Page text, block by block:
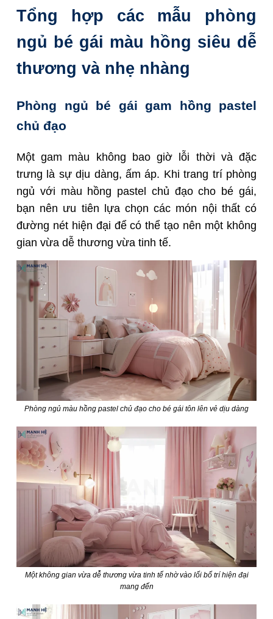
Tổng hợp các mẫu phòng
ngủ bé gái màu hồng siêu dễ
thương và nhẹ nhàng
Phòng ngủ bé gái gam hồng pastel
chủ đạo
Một gam màu không bao giờ lỗi thời và đặc
trưng là sự dịu dàng, ấm áp. Khi trang trí phòng
ngủ với màu hồng pastel chủ đạo cho bé gái,
bạn nên ưu tiên lựa chọn các món nội thất có
đường nét hiện đại để có thể tạo nên một không
gian vừa dễ thương vừa tinh tế.
Phòng ngủ màu hồng pastel chủ đạo cho bé gái tôn lên vẻ dịu dàng
Một không gian vừa dễ thương vừa tinh tế nhờ vào lối bố trí hiện đại
mang đến